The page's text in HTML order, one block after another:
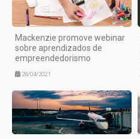
Mackenzie promove webinar
sobre aprendizados de
empreendedorismo
28/04/2021